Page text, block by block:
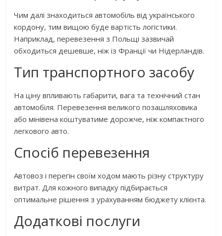
Чим далі знаходиться автомобіль від українського
кордону, тим вищою буде вартість логістики.
Наприклад, перевезення з Польщі зазвичай
обходиться дешевше, ніж із Франції чи Нідерландів.
Тип транспортного засобу
На ціну впливають габарити, вага та технічний стан
автомобіля. Перевезення великого позашляховика
або мінівена коштуватиме дорожче, ніж компактного
легкового авто.
Спосіб перевезення
Автовоз і перегін своїм ходом мають різну структуру
витрат. Для кожного випадку підбирається
оптимальне рішення з урахуванням бюджету клієнта.
Додаткові послуги